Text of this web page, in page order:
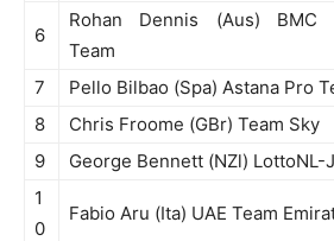
6
Rohan Dennis (Aus) BMC
Team
7 Pello Bilbao (Spa) Astana Pro
8
Chris Froome (GBr) Team Sky
9
George Bennett (NZl) LottoNL-
1
0
Fabio Aru (Ita) UAE Team